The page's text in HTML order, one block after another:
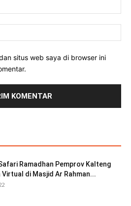
situs web saya di browser ini
Ramadhan Pemprov Kalteng
Virtual di Masjid Ar Rahman...